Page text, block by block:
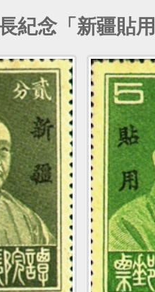
紀念「新疆貼